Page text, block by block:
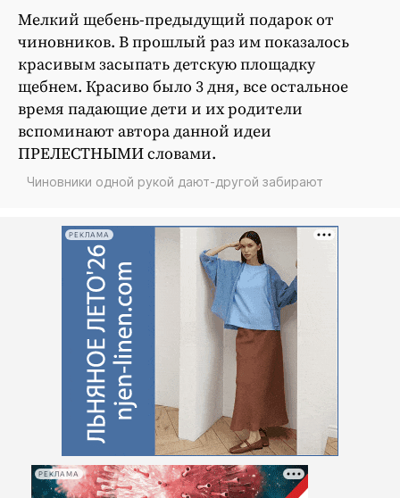
Экономика и бизнес
ПРОЕКТЫ
Блоги
Издания
Медиаперсона
Бренд года
Работодатель года
Мелкий щебень-предыдущий подарок от
чиновников. В прошлый раз им показалось
красивым засыпать детскую площадку
щебнем. Красиво было 3 дня, все остальное
время падающие дети и их родители
вспоминают автора данной идеи
ПРЕЛЕСТНЫМИ словами.
Чиновники одной рукой дают-другой забирают
РЕКЛАМА
РЕКЛАМА